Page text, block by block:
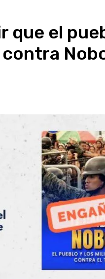
que el